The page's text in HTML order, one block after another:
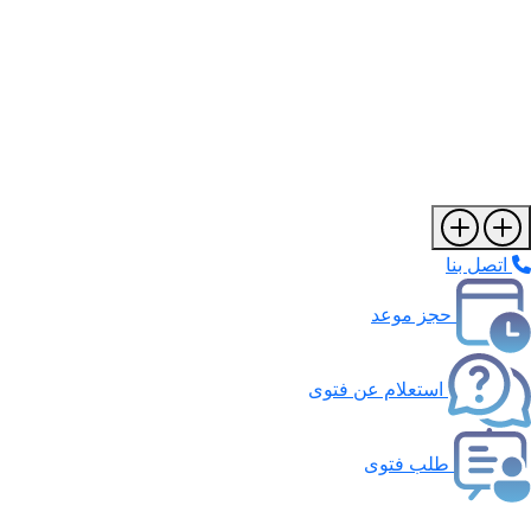
اتصل بنا
حجز موعد
استعلام عن فتوى
طلب فتوى